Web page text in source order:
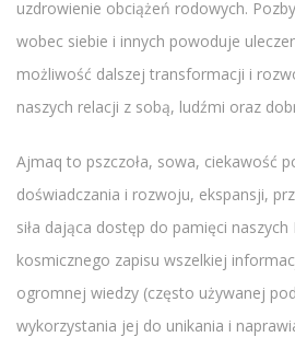
uzdrowienie obciążeń rodowych.
wobec siebie i innych powoduje
możliwość dalszej transformacji i
naszych relacji z sobą, ludźmi oraz
Ajmaq to pszczoła, sowa, ciekawość
doświadczania i rozwoju, ekspansji,
siła dająca dostęp do pamięci
kosmicznego zapisu wszelkiej
ogromnej wiedzy (często używanej
wykorzystania jej do unikania i